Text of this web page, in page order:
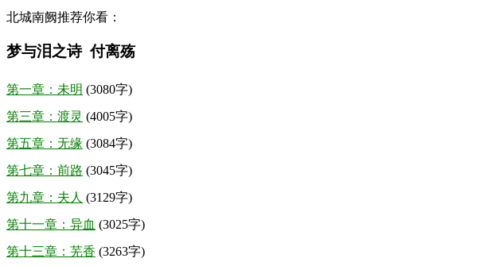
北城南阙推荐你看：
梦与泪之诗 付离殇
第一章：未明 (3080字)
第三章：渡灵 (4005字)
第五章：无缘 (3084字)
第七章：前路 (3045字)
第九章：夫人 (3129字)
第十一章：异血 (3025字)
第十三章：芜香 (3263字)